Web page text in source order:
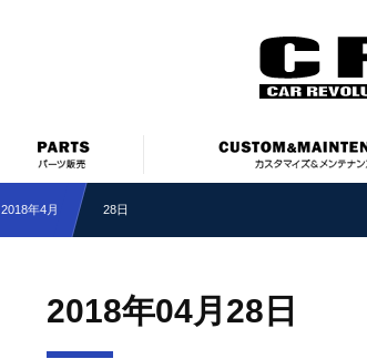
2018年4月 28日
2018年04月28日